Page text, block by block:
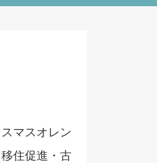
マスオレン
住促進・古